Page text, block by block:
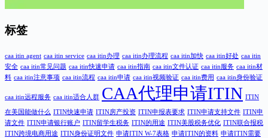
标签
caa itin agent caa itin service caa itin办理 caa itin办理流程 caa itin加快 caa itin好处 caa itin
安全 caa itin常见问题 caa itin快速申请 caa itin指南 caa itin文件认证 caa itin服务 caa itin材
料 caa itin注意事项 caa itin流程 caa itin申请 caa itin视频验证 caa itin费用 caa itin身份验证
caa itin远程服务 caa itin适合人群 CAA代理申请ITIN ITIN
在美国能做什么 ITIN快速申请 ITIN房产投资 ITIN申报表要求 ITIN申请支持文件 ITIN申
请文件 ITIN申请银行账户 ITIN留学生税务 ITIN的用途 ITIN美股税务优化 ITIN联合报税
ITIN跨境电商用途 ITIN身份证明文件 申请ITIN W-7表格 申请ITIN的资料 申请ITIN需要